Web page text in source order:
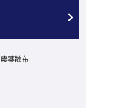
農薬散布